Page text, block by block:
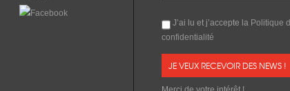
J’ai lu et j’accepte la Politique
confidentialité